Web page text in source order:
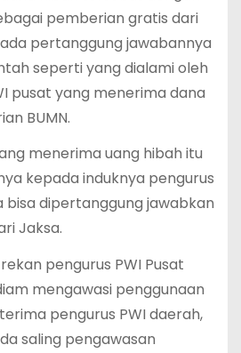
pemberian gratis dari
pertanggung jawabannya
seperti yang dialami oleh
pusat yang menerima dana
BUMN.
menerima uang hibah itu
kepada induknya pengurus
bisa dipertanggung jawabkan
Jaksa.
pengurus PWI Pusat
mengawasi penggunaan
pengurus PWI daerah,
saling pengawasan